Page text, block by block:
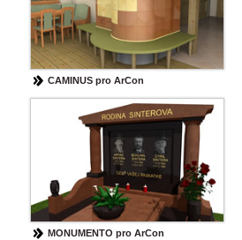
CAMINUS pro ArCon
MONUMENTO pro ArCon